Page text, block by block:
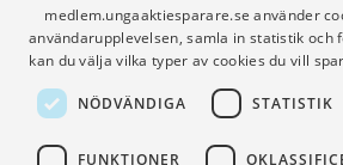
Gymnasieprofilen
Ung Privatekonomi
Support
medlem.ungaaktiesparare.se använder
användarupplevelsen, samla in statistik och
kan du välja vilka typer av cookies du vill
NÖDVÄNDIGA STATISTIK
FUNKTIONER